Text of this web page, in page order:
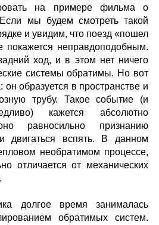
на примере фильма о
мы будем смотреть такой
и увидим, что поезд «пошел
покажется неправдоподобным.
ход, и в этом нет ничего
системы обратимы. Но вот
образуется в пространстве и
трубу. Такое событие (и
кажется абсолютно
равносильно признанию
двигаться вспять. В данном
необратимом процессе,
отличается от механических
долгое время занималась
обратимых систем.